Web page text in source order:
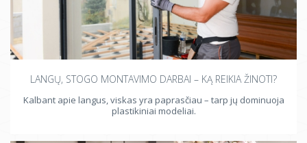
LANGŲ, STOGO MONTAVIMO DARBAI – KĄ REIKIA ŽINOTI?
Kalbant apie langus, viskas yra paprasčiau – tarp jų dominuoja
plastikiniai modeliai.